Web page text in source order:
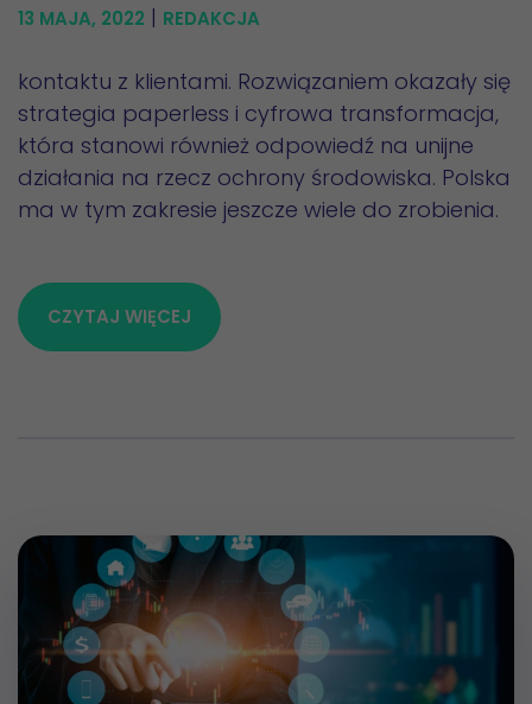
13 MAJA, 2022 | REDAKCJA
kontaktu z klientami. Rozwiązaniem okazały się
strategia paperless i cyfrowa transformacja,
która stanowi również odpowiedź na unijne
działania na rzecz ochrony środowiska. Polska
ma w tym zakresie jeszcze wiele do zrobienia.
CZYTAJ WIĘCEJ